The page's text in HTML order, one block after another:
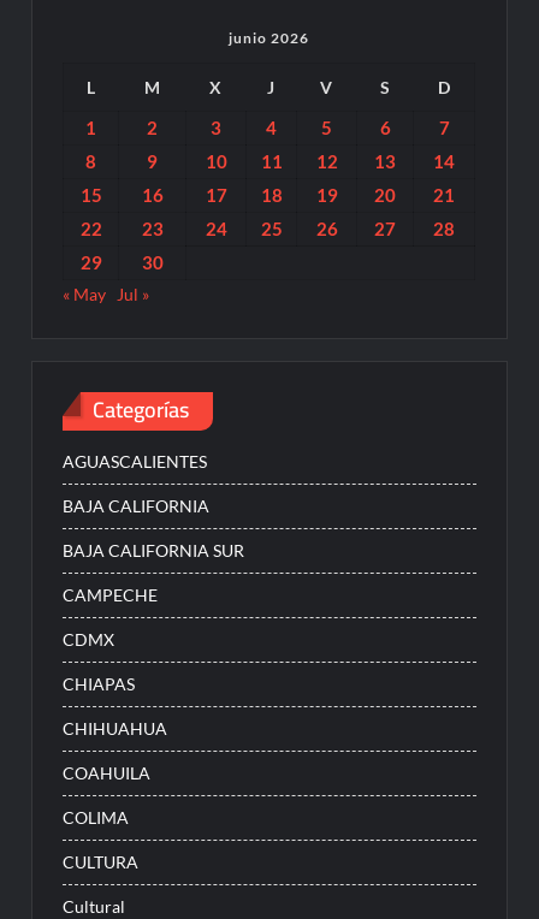
junio 2026
L M X J V S D
1 2 3 4 5 6
7
8
9 10 11 12 13
14
15
16 17 18 19 20
21
22
23 24 25 26 27
28
29
30
« May Jul »
Categorías
AGUASCALIENTES
BAJA CALIFORNIA
BAJA CALIFORNIA SUR
CAMPECHE
CDMX
CHIAPAS
CHIHUAHUA
COAHUILA
COLIMA
CULTURA
Cultural